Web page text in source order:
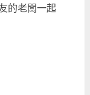
的老闆一起